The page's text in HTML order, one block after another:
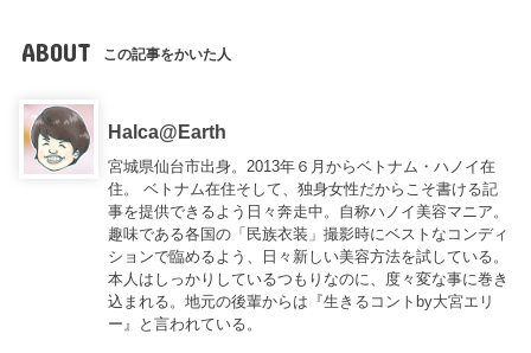
ABOUT この記事をかいた人
Halca@Earth
宮城県仙台市出身。2013年６月からベトナム・ハノイ在
住。 ベトナム在住そして、独身女性だからこそ書ける記
事を提供できるよう日々奔走中。自称ハノイ美容マニア。
趣味である各国の「民族衣装」撮影時にベストなコンディ
ションで臨めるよう、日々新しい美容方法を試している。
本人はしっかりしているつもりなのに、度々変な事に巻き
込まれる。地元の後輩からは『生きるコントby大宮エリ
ー』と言われている。